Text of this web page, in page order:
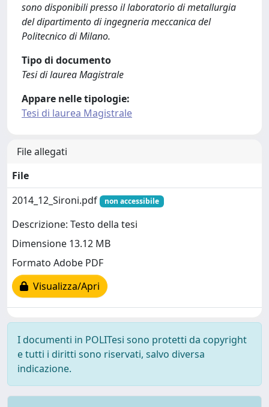
sono disponibili presso il laboratorio di metallurgia
del dipartimento di ingegneria meccanica del
Politecnico di Milano.
Tipo di documento
Tesi di laurea Magistrale
Appare nelle tipologie:
Tesi di laurea Magistrale
File allegati
File
2014_12_Sironi.pdf
non accessibile
Descrizione: Testo della tesi
Dimensione 13.12 MB
Formato Adobe PDF
Visualizza/Apri
I documenti in POLITesi sono protetti da copyright
e tutti i diritti sono riservati, salvo diversa
indicazione.